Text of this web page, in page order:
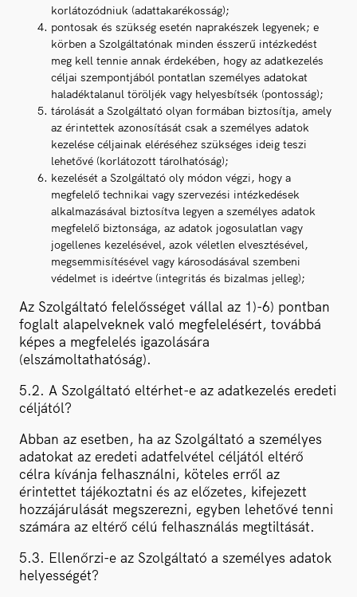
korlátozódniuk (adattakarékosság);
pontosak és szükség esetén naprakészek legyenek; e
körben a Szolgáltatónak minden ésszerű intézkedést
meg kell tennie annak érdekében, hogy az adatkezelés
céljai szempontjából pontatlan személyes adatokat
haladéktalanul töröljék vagy helyesbítsék (pontosság);
tárolását a Szolgáltató olyan formában biztosítja, amely
az érintettek azonosítását csak a személyes adatok
kezelése céljainak eléréséhez szükséges ideig teszi
lehetővé (korlátozott tárolhatóság);
kezelését a Szolgáltató oly módon végzi, hogy a
megfelelő technikai vagy szervezési intézkedések
alkalmazásával biztosítva legyen a személyes adatok
megfelelő biztonsága, az adatok jogosulatlan vagy
jogellenes kezelésével, azok véletlen elvesztésével,
megsemmisítésével vagy károsodásával szembeni
védelmet is ideértve (integritás és bizalmas jelleg);
Az Szolgáltató felelősséget vállal az 1)-6) pontban
foglalt alapelveknek való megfelelésért, továbbá
képes a megfelelés igazolására
(elszámoltathatóság).
5.2. A Szolgáltató eltérhet-e az adatkezelés eredeti
céljától?
Abban az esetben, ha az Szolgáltató a személyes
adatokat az eredeti adatfelvétel céljától eltérő
célra kívánja felhasználni, köteles erről az
érintettet tájékoztatni és az előzetes, kifejezett
hozzájárulását megszerezni, egyben lehetővé tenni
számára az eltérő célú felhasználás megtiltását.
5.3. Ellenőrzi-e az Szolgáltató a személyes adatok
helyességét?